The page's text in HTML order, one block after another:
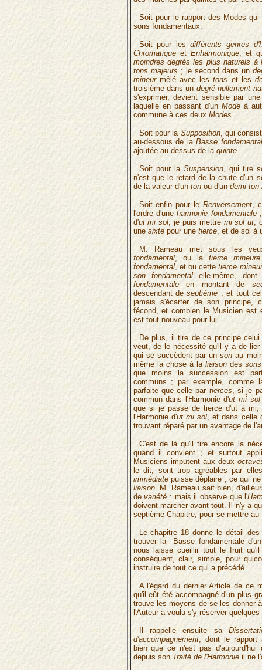
Soit pour le rapport des Modes
sons fondamentaux.
Soit pour lesdifférents genres
Chromatiqueet Enharmonique, et
moindres degrés les plus naturels à
tons majeurs; le second dans un
mineurmêlé avec lestons et les
troisième dans un degré nullement
s'exprimer, devient sensible par
laquelle en passant d'un Modeà
commune à ces deux Modes.
Soit pour la Supposition, qui
au-dessous de la Basse
ajoutée au-dessus de la quinte.
Soit pour la Suspension, qui tire
n'est que le retard de la chute d'un
de la valeur d'untonou d'un demi-ton
Soit enfin pour leRenversement,
l'ordre d'uneharmonie fondamentale;
d'ut mi sol, je puis mettre mi sol ut,
une sixtepour une tierce, et de sol à
M. Rameau met sous les
fondamental, ou latierce mineure
fondamental, et ou cettetierce
son fondamentalelle-même,
fondamentaleen montant de
descendant deseptième ; et tout
jamais s'écarter de son principe,
fécond, et combien le Musicien est
est tout nouveau pour lui.
De plus, il tire de ce principe
veut, de le nécessité qu'il y a de
qui se succèdent par unson au
même la chose à la liaisondes
que moins la succession est
communs ; par exemple, comme
parfaite que celle par tierces, si je
commun dans l'Harmonie d'ut mi sol
que si je passe de tierce d'ut à
l'Harmonie d'ut mi sol, et dans celle
trouvant réparé par un avantage de
C'est de là qu'il tire encore la
quand il convient ; et surtout
Musiciens imputent aux deux
le dit, sont trop agréables par
immédiatepuisse déplaire ; ce qui
liaison. M. Rameau sait bien,
devariété : mais il observe que l'
doivent marcher avant tout. Il n'y a
septième Chapitre, pour se mettre
Le chapitre 18 donne le détail
trouver la Basse fondamentale
nous laisse cueillir tout le fruit
conséquent, clair, simple, pour
instruire de tout ce qui a précédé.
A l'égard du dernier Article de ce
qu'il eût été accompagné d'un plus
trouve les moyens de se les donner
l'Auteur a voulu s'y réserver quelques
Il rappelle ensuite sa
d'accompagnement, dont le rapport
bien que ce n'est pas
depuis son Traité de l'Harmonieil ne